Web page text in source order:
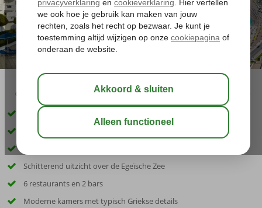
03:45 aug 32°C
Accommodatie met een GSTC erkend duurzaamheidscertificaat
Rhodos-Stad op ca. 500 meter
Schitterend uitzicht over de Egeïsche Zee
6 restaurants en 2 bars
Moderne kamers met typisch Griekse details